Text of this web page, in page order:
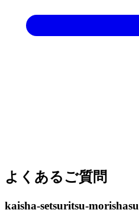
よくあるご質問
kaisha-setsuritsu-